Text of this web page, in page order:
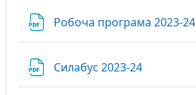
Робоча програма 2023-24
Силабус 2023-24